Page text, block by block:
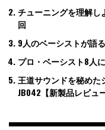
チューニングを理解し
回
9人のベーシストが語
プロ・ベーシスト8人
王道サウンドを秘めた
JB042【新製品レビュ